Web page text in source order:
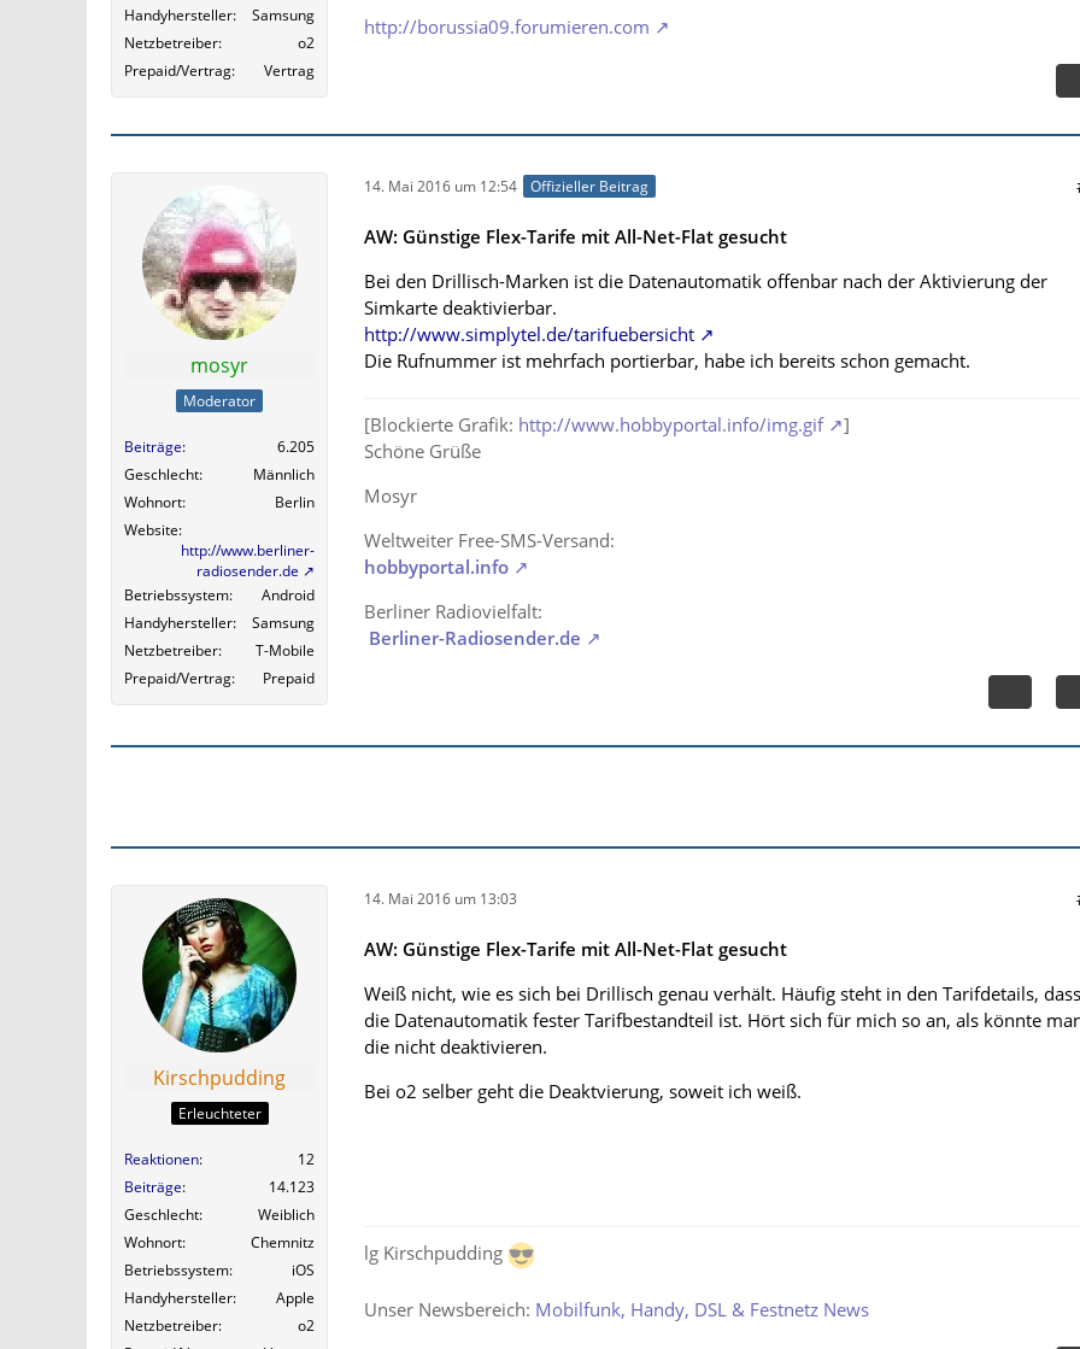
Handyhersteller
Samsung
Netzbetreiber
o2
Prepaid/Vertrag
Vertrag
http://borussia09.forumieren.com
mosyr
Moderator
Beiträge
6.205
Geschlecht
Männlich
Wohnort
Berlin
Website
http://www.berliner-
radiosender.de
Betriebssystem
Android
Handyhersteller
Samsung
Netzbetreiber
T-Mobile
Prepaid/Vertrag
Prepaid
14. Mai 2016 um 12:54 Offizieller Beitrag
AW: Günstige Flex-Tarife mit All-Net-Flat gesucht
Bei den Drillisch-Marken ist die Datenautomatik offenbar nach der Aktivierung der
Simkarte deaktivierbar.
http://www.simplytel.de/tarifuebersicht
Die Rufnummer ist mehrfach portierbar, habe ich bereits schon gemacht.
[Blockierte Grafik: http://www.hobbyportal.info/img.gif
]
Schöne Grüße
Mosyr
Weltweiter Free-SMS-Versand:
hobbyportal.info
Berliner Radiovielfalt:
Berliner-Radiosender.de
Kirschpudding
Erleuchteter
Reaktionen
12
Beiträge
14.123
Geschlecht
Weiblich
Wohnort
Chemnitz
Betriebssystem
iOS
Handyhersteller
Apple
Netzbetreiber
o2
14. Mai 2016 um 13:03
AW: Günstige Flex-Tarife mit All-Net-Flat gesucht
Weiß nicht, wie es sich bei Drillisch genau verhält. Häufig steht in den Tarifdetails, dass
die Datenautomatik fester Tarifbestandteil ist. Hört sich für mich so an, als könnte
die nicht deaktivieren.
Bei o2 selber geht die Deaktvierung, soweit ich weiß.
lg Kirschpudding
Unser Newsbereich: Mobilfunk, Handy, DSL & Festnetz News